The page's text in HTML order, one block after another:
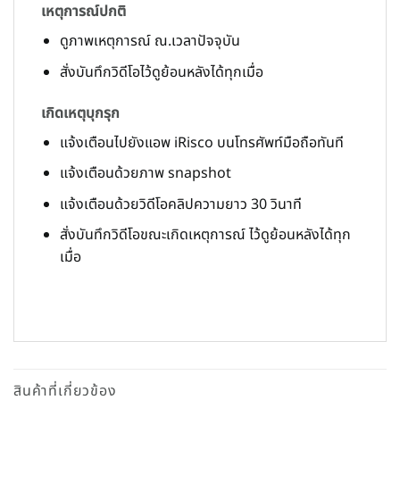
เหตุการณ์ปกติ
ดูภาพเหตุการณ์ ณ.เวลาปัจจุบัน
สั่งบันทึกวิดีโอไว้ดูย้อนหลังได้ทุกเมื่อ
เกิดเหตุบุกรุก
แจ้งเตือนไปยังแอพ iRisco บนโทรศัพท์มือถือทันที
แจ้งเตือนด้วยภาพ snapshot
แจ้งเตือนด้วยวิดีโอคลิปความยาว 30 วินาที
สั่งบันทึกวิดีโอขณะเกิดเหตุการณ์ ไว้ดูย้อนหลังได้ทุก
เมื่อ
สินค้าที่เกี่ยวข้อง